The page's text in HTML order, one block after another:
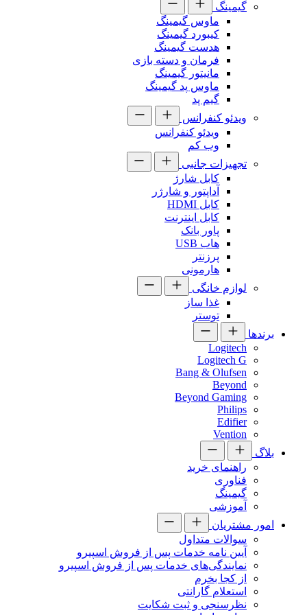
گیمینگ
ماوس گیمینگ
کیبورد گیمینگ
هدست گیمینگ
فرمان و دسته بازی
مانیتور گیمینگ
ماوس پد گیمینگ
گیم پد
ویدئو کنفرانس
ویدئو کنفرانس
وب کم
تجهیزات جانبی
کابل شارژ
آداپتور و شارژر
کابل HDMI
کابل اینترنت
پاور بانک
هاب USB
پرزنتر
هارمونی
لوازم خانگی
غذا ساز
توستر
برندها
Logitech
Logitech G
Bang & Olufsen
Beyond
Beyond Gaming
Philips
Edifier
Vention
بلاگ
راهنمای خرید
فناوری
گیمینگ
آموزشی
امور مشتریان
سوالات متداول
آیین نامه خدمات پس از فروش اسپیرو
نمایندگی‌های خدمات پس از فروش اسپیرو
از کجا بخرم
استعلام گارانتی
نظرسنجی و ثبت شکایت